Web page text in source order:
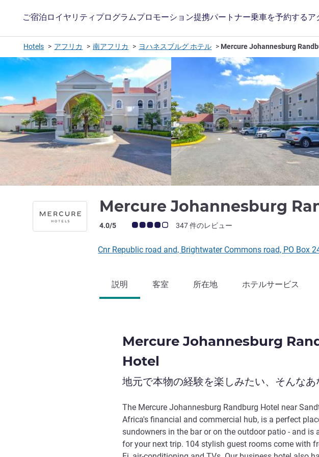
ご宿泊 ロイヤリティプログラムプロモーション提携パートナー乗車を予約するア
Hotels アフリカ 南アフリカ ヨハネスブルグ ホテル Mercure Johannesburg
Mercure Johannesburg
お客さまの声 (確認済みレビュー アコーホテルズ)
4.0/5 347 件のレビュー
Cnr Republic road and, Brightwater Commons road, PO Box
説明 客室 所在地 ホテルサービス
Mercure Johannesburg
Hotel
地元で本物の経験を楽しみたい、そんなあ
The Mercure Johannesburg Randburg Hotel near
Africa's financial and commercial hub, is a perfect
sundowners in the bar or on the outdoor patio - and is
for your next trip. 104 stylish guest rooms come with